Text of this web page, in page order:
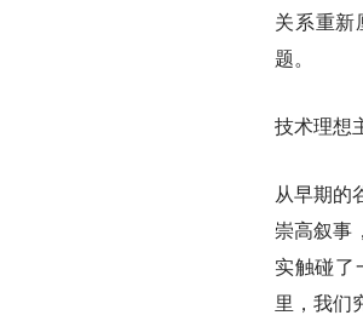
关系重新
题。
技术理想
从早期的
崇高叙事
实触碰
里，我们